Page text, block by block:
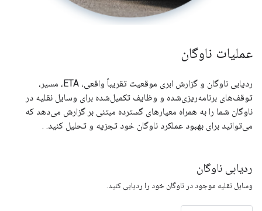
عملیات ناوگان
ردیابی ناوگان و گزارش ابری موقعیت تقریباً واقعی، ETA، مسیر،
توقف‌های برنامه‌ریزی‌شده و وظایف تکمیل‌شده برای وسایل نقلیه در
ناوگان شما را به همراه معیارهای گسترده مبتنی بر گزارش می‌دهد که
می‌توانید برای بهبود عملکرد ناوگان خود تجزیه و تحلیل کنید. .
ردیابی ناوگان
وسایل نقلیه موجود در ناوگان خود را ردیابی کنید.